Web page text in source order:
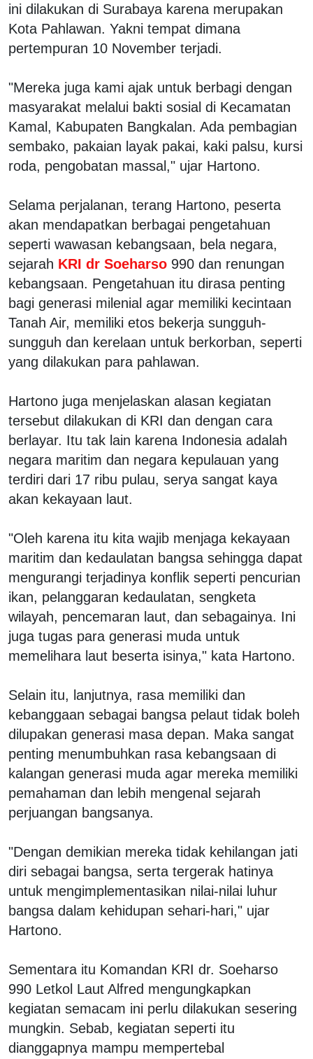
ini dilakukan di Surabaya karena merupakan
Kota Pahlawan. Yakni tempat dimana
pertempuran 10 November terjadi.
"Mereka juga kami ajak untuk berbagi dengan
masyarakat melalui bakti sosial di Kecamatan
Kamal, Kabupaten Bangkalan. Ada pembagian
sembako, pakaian layak pakai, kaki palsu, kursi
roda, pengobatan massal," ujar Hartono.
Selama perjalanan, terang Hartono, peserta
akan mendapatkan berbagai pengetahuan
seperti wawasan kebangsaan, bela negara,
sejarah KRI dr Soeharso 990 dan renungan
kebangsaan. Pengetahuan itu dirasa penting
bagi generasi milenial agar memiliki kecintaan
Tanah Air, memiliki etos bekerja sungguh-
sungguh dan kerelaan untuk berkorban, seperti
yang dilakukan para pahlawan.
Hartono juga menjelaskan alasan kegiatan
tersebut dilakukan di KRI dan dengan cara
berlayar. Itu tak lain karena Indonesia adalah
negara maritim dan negara kepulauan yang
terdiri dari 17 ribu pulau, serya sangat kaya
akan kekayaan laut.
"Oleh karena itu kita wajib menjaga kekayaan
maritim dan kedaulatan bangsa sehingga dapat
mengurangi terjadinya konflik seperti pencurian
ikan, pelanggaran kedaulatan, sengketa
wilayah, pencemaran laut, dan sebagainya. Ini
juga tugas para generasi muda untuk
memelihara laut beserta isinya," kata Hartono.
Selain itu, lanjutnya, rasa memiliki dan
kebanggaan sebagai bangsa pelaut tidak boleh
dilupakan generasi masa depan. Maka sangat
penting menumbuhkan rasa kebangsaan di
kalangan generasi muda agar mereka memiliki
pemahaman dan lebih mengenal sejarah
perjuangan bangsanya.
"Dengan demikian mereka tidak kehilangan jati
diri sebagai bangsa, serta tergerak hatinya
untuk mengimplementasikan nilai-nilai luhur
bangsa dalam kehidupan sehari-hari," ujar
Hartono.
Sementara itu Komandan KRI dr. Soeharso
990 Letkol Laut Alfred mengungkapkan
kegiatan semacam ini perlu dilakukan sesering
mungkin. Sebab, kegiatan seperti itu
dianggapnya mampu mempertebal